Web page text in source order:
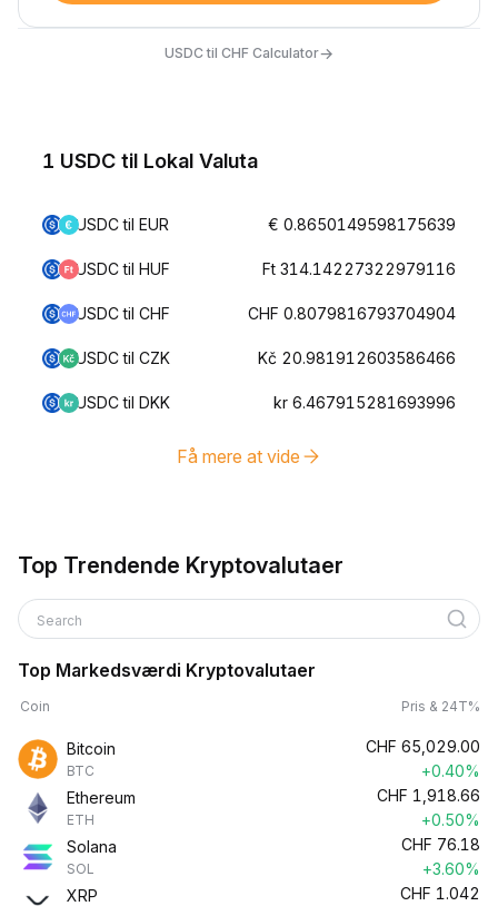
USDC til CHF Calculator→
1 USDC til Lokal Valuta
USDC til EUR € 0.8650149598175639
USDC til HUF Ft 314.14227322979116
USDC til CHF CHF 0.8079816793704904
USDC til CZK Kč 20.981912603586466
USDC til DKK kr 6.467915281693996
Få mere at vide
Top Trendende Kryptovalutaer
Search
Top Markedsværdi Kryptovalutaer
Coin Pris & 24T%
Bitcoin
BTC
CHF 65,029.00
+0.40%
Ethereum
ETH
CHF 1,918.66
+0.50%
Solana
SOL
CHF 76.18
+3.60%
XRP
CHF 1.042